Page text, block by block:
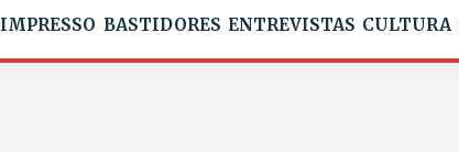
IMPRESSO BASTIDORES ENTREVISTAS CULTURA